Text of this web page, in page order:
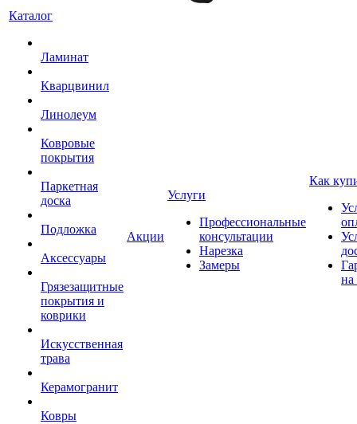
Каталог
Ламинат
Кварцвинил
Линолеум
Ковровые
покрытия
Паркетная
доска
Подложка
Аксессуары
Грязезащитные
покрытия и
коврики
Искусственная
трава
Керамогранит
Ковры
Акции
Услуги
Профессиональные
консультации
Нарезка
Замеры
Как
на